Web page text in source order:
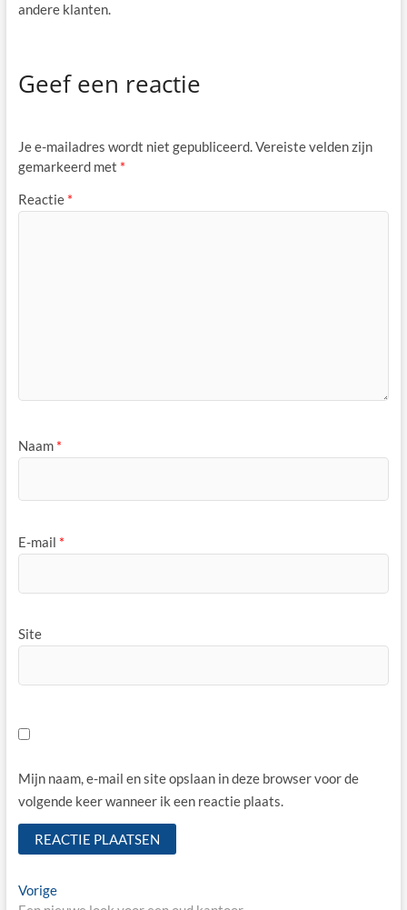
andere klanten.
Geef een reactie
Je e-mailadres wordt niet gepubliceerd.Vereiste velden zijn
gemarkeerd met *
Reactie *
Naam *
E-mail *
Site
Mijn naam, e-mail en site opslaan in deze browser voor de
volgende keer wanneer ik een reactie plaats.
Bericht
VorigeVorige